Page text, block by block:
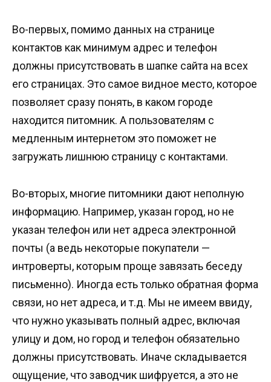
Во-первых, помимо данных на странице
контактов как минимум адрес и телефон
должны присутствовать в шапке сайта на всех
его страницах. Это самое видное место, которое
позволяет сразу понять, в каком городе
находится питомник. А пользователям с
медленным интернетом это поможет не
загружать лишнюю страницу с контактами.
Во-вторых, многие питомники дают неполную
информацию. Например, указан город, но не
указан телефон или нет адреса электронной
почты (а ведь некоторые покупатели —
интроверты, которым проще завязать беседу
письменно). Иногда есть только обратная форма
связи, но нет адреса, и т.д. Мы не имеем ввиду,
что нужно указывать полный адрес, включая
улицу и дом, но город и телефон обязательно
должны присутствовать. Иначе складывается
ощущение, что заводчик шифруется, а это не